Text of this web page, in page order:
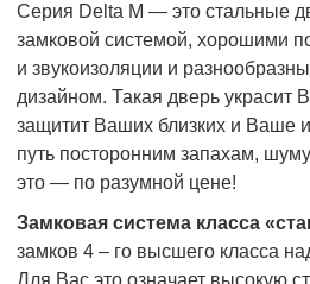
Серия Delta M — это стальные
замковой системой, хорошими
и звукоизоляции и
дизайном. Такая дверь
защитит Ваших близких и Ваше
путь посторонним запахам,
это — по разумной цене!
Замковая система класса
замков 4 – го высшего класса
Для Вас это означает высокую